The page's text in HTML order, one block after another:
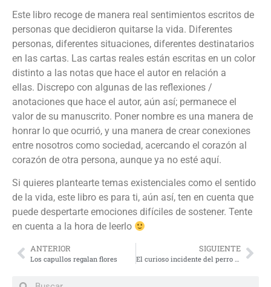
Este libro recoge de manera real sentimientos escritos de
personas que decidieron quitarse la vida. Diferentes
personas, diferentes situaciones, diferentes destinatarios
en las cartas. Las cartas reales están escritas en un color
distinto a las notas que hace el autor en relación a
ellas. Discrepo con algunas de las reflexiones /
anotaciones que hace el autor, aún así; permanece el
valor de su manuscrito. Poner nombre es una manera de
honrar lo que ocurrió, y una manera de crear conexiones
entre nosotros como sociedad, acercando el corazón al
corazón de otra persona, aunque ya no esté aquí.
Si quieres plantearte temas existenciales como el sentido
de la vida, este libro es para ti, aún así, ten en cuenta que
puede despertarte emociones difíciles de sostener. Tente
en cuenta a la hora de leerlo
ANTERIOR
Los capullos regalan flores
SIGUIENTE